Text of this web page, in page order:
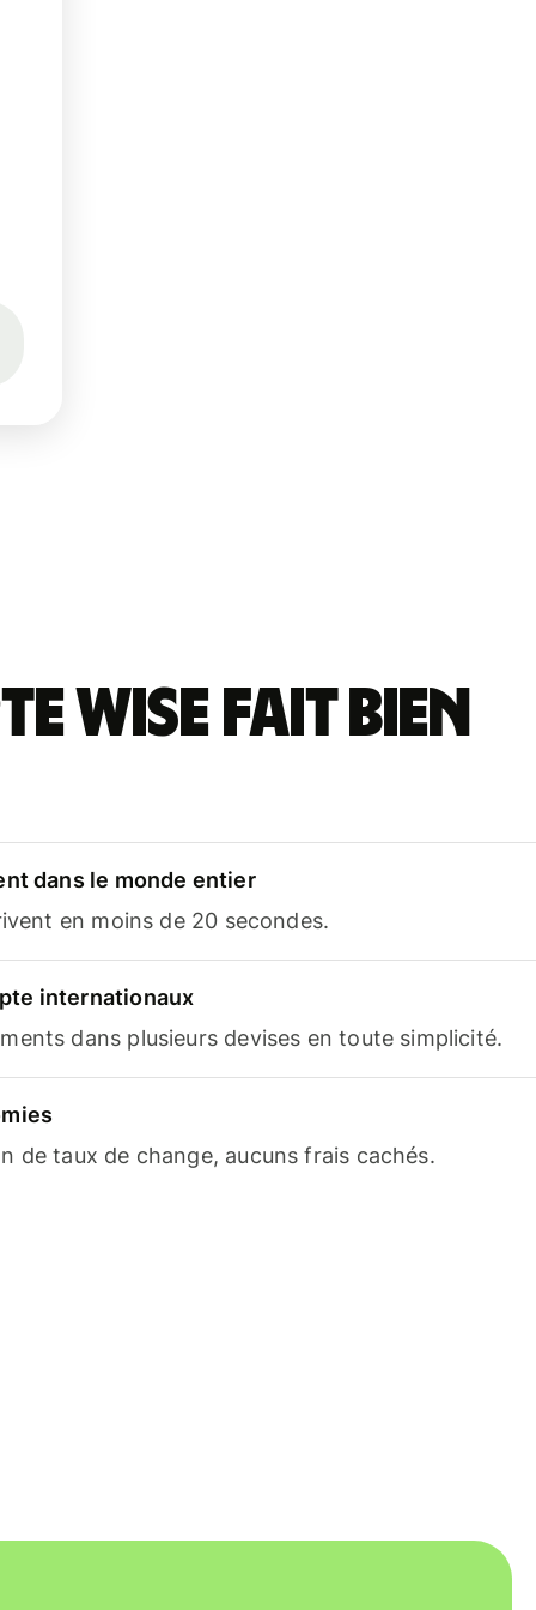
Wise fait bien
dans le monde entier
en moins de 20 secondes.
internationaux
dans plusieurs devises en toute simplicité.
de taux de change, aucuns frais cachés.